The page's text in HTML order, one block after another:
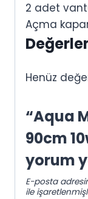
2 adet
Açma
Henüz
“Aqua
90cm
yorum
E-posta
ile